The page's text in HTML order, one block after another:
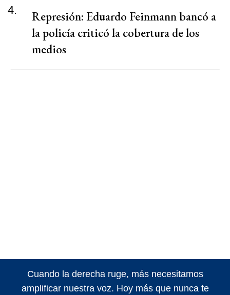
4.
Represión: Eduardo Feinmann bancó a
la policía criticó la cobertura de los
medios
Cuando la derecha ruge, más necesitamos
amplificar nuestra voz. Hoy más que nunca te